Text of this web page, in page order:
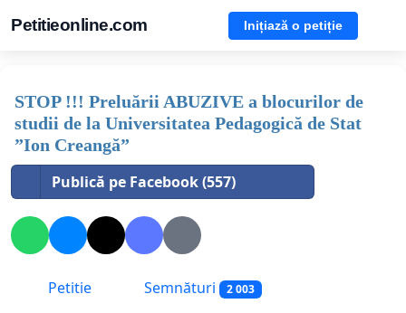
Petitieonline.com Inițiază o petiție
STOP !!! Preluării ABUZIVE a blocurilor de
studii de la Universitatea Pedagogică de Stat
”Ion Creangă”
Publică pe Facebook (557)
Petitie Semnături 2 003